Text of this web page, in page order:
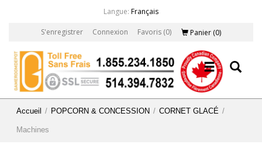
Langue: Français
S'enregistrer Connexion Favoris (0) Panier (0)
Accueil / POPCORN & CONCESSION / CORNET GLACÉ /
Machines